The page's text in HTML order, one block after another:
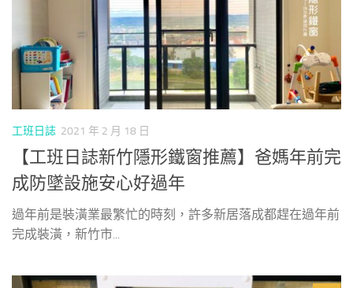
工班日誌 2021 年 2 月 18 日
【工班日誌新竹隱形鐵窗推薦】爸媽年前完
成防墜設施安心好過年
過年前是裝潢業最繁忙的時刻，許多新居落成都趕在過年前
完成裝潢，新竹市...